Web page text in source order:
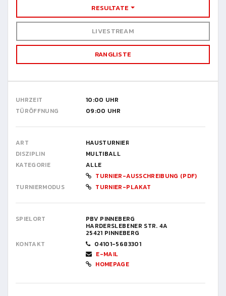
RESULTATE
LIVESTREAM
RANGLISTE
UHRZEIT
10:00 UHR
TÜRÖFFNUNG
09:00 UHR
ART
HAUSTURNIER
DISZIPLIN
MULTIBALL
KATEGORIE
ALLE
TURNIER-AUSSCHREIBUNG (PDF)
TURNIERMODUS
TURNIER-PLAKAT
SPIELORT PBV PINNEBERG
HARDERSLEBENER STR. 4A
25421 PINNEBERG
KONTAKT
04101-5683301
E-MAIL
HOMEPAGE